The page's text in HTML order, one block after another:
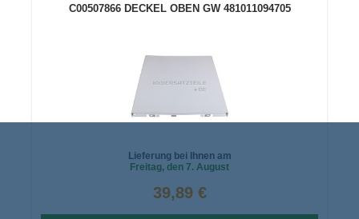
C00507866 DECKEL OBEN GW 481011094705
Lieferung bei Ihnen am
Freitag, den 7. August
39,89 €